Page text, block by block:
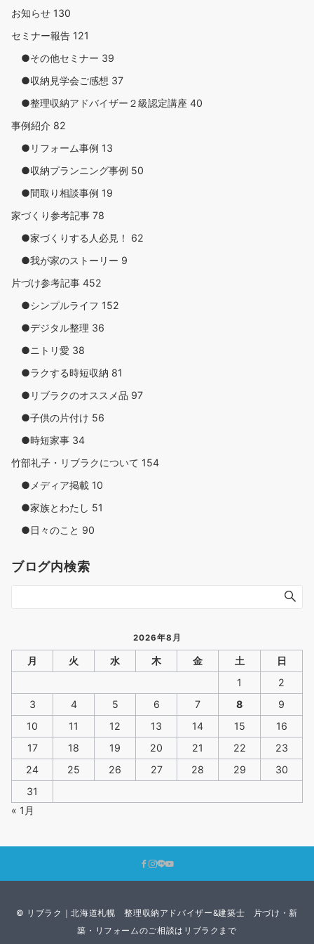
お知らせ 130
セミナー報告 121
●その他セミナー 39
●収納見学会ご感想 37
●整理収納アドバイザー２級認定講座 40
事例紹介 82
●リフォーム事例 13
●収納プランニング事例 50
●間取り相談事例 19
家づくり参考記事 78
●家づくりする人必見！ 62
●我が家のストーリー 9
片づけ参考記事 452
●シンプルライフ 152
●デジタル整理 36
●ニトリ愛 38
●ラクする時短収納 81
●リブラクのオススメ品 97
●子供の片付け 56
●時短家事 34
竹部礼子・リブラクについて 154
●メディア掲載 10
●家族とわたし 51
●日々のこと 90
ブログ内検索
2026年8月
月 火 水 木 金 土
日
1
2
3
4 5 6 7 8
9
10
11 12 13 14 15
16
17
18 19 20 21 22
23
24
25 26 27 28 29
30
31
« 1月
© リブラク｜北海道札幌 整理収納アドバイザー&建築士 片づけ・新
築・リフォームのご相談はリブラクまで